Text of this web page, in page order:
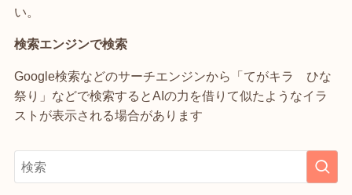
い。
検索エンジンで検索
Google検索などのサーチエンジンから「てがキラ ひな
祭り」などで検索するとAIの力を借りて似たようなイラ
ストが表示される場合があります